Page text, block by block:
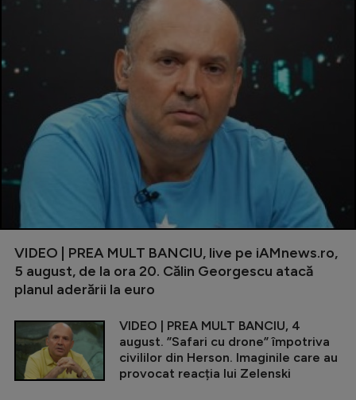
VIDEO | PREA MULT BANCIU, live pe iAMnews.ro,
5 august, de la ora 20. Călin Georgescu atacă
planul aderării la euro
VIDEO | PREA MULT BANCIU, 4
august. ”Safari cu drone” împotriva
civililor din Herson. Imaginile care au
provocat reacția lui Zelenski